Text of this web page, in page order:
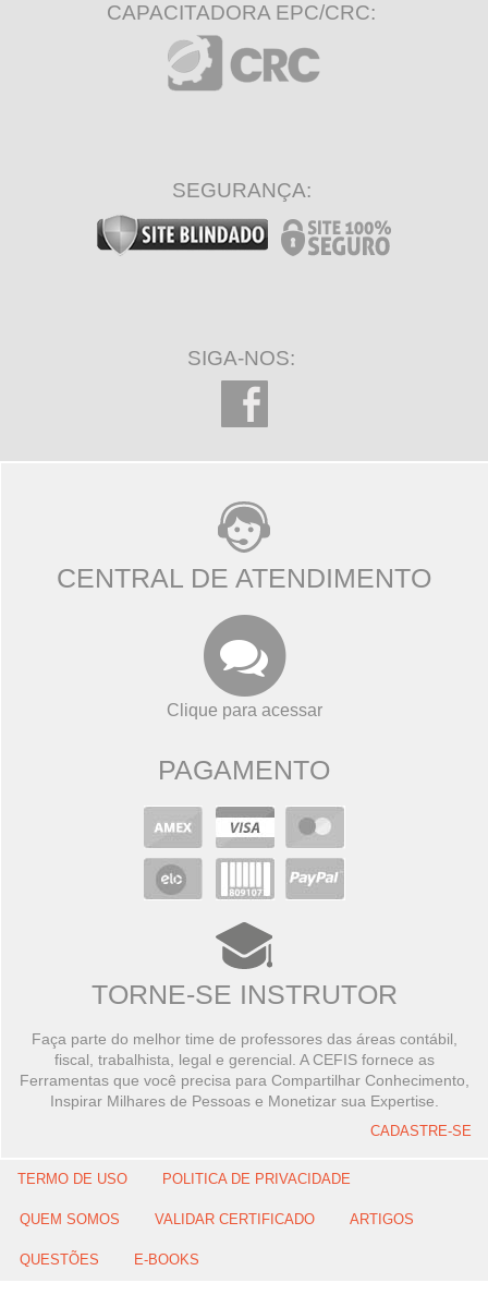
CAPACITADORA EPC/CRC:
SEGURANÇA:
SIGA-NOS:
CENTRAL DE ATENDIMENTO
Clique para acessar
PAGAMENTO
TORNE-SE INSTRUTOR
Faça parte do melhor time de professores das áreas contábil,
fiscal, trabalhista, legal e gerencial. A CEFIS fornece as
Ferramentas que você precisa para Compartilhar Conhecimento,
Inspirar Milhares de Pessoas e Monetizar sua Expertise.
CADASTRE-SE
TERMO DE USO POLITICA DE PRIVACIDADE
QUEM SOMOS VALIDAR CERTIFICADO ARTIGOS
QUESTÕES E-BOOKS